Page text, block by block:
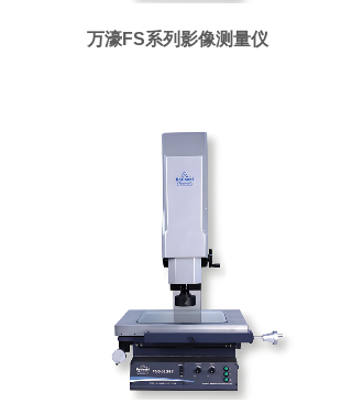
万濠FS系列影像测量仪